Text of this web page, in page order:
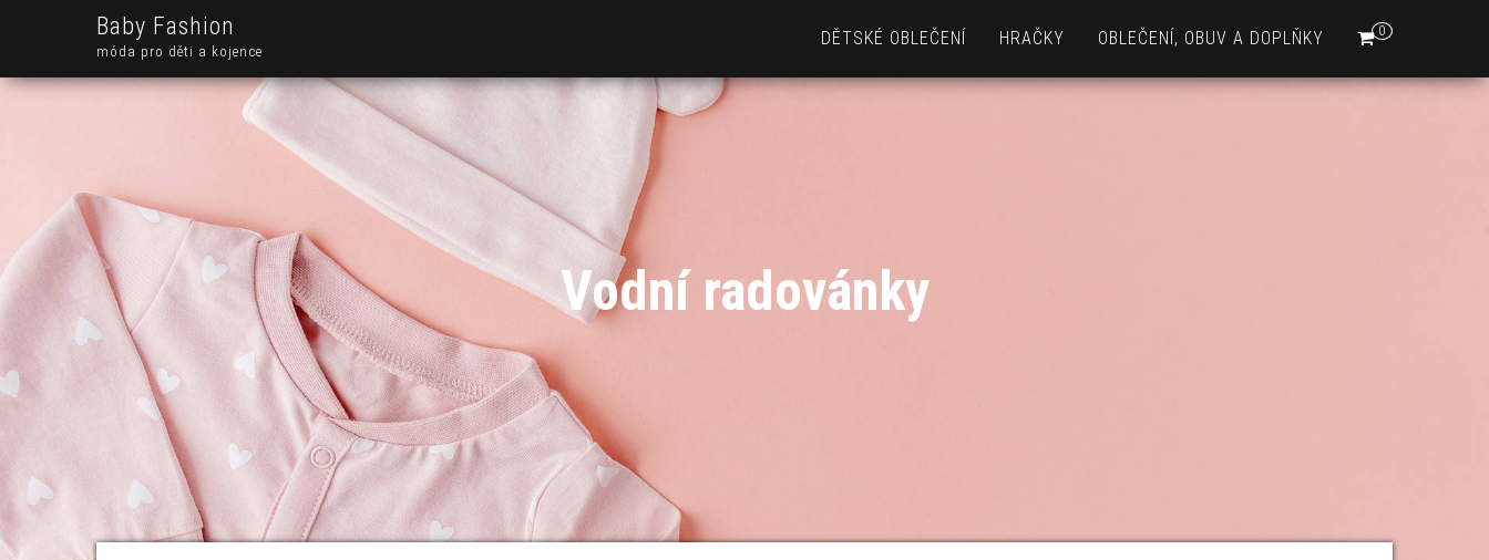
Baby Fashion
móda pro děti a kojence
0
DĚTSKÉ OBLEČENÍ HRAČKY OBLEČENÍ, OBUV A DOPLŇKY
Vodní radovánky